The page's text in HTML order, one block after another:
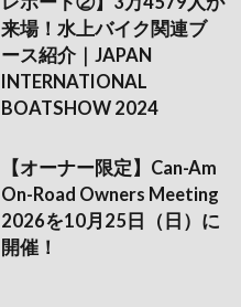
来場！水上バイク関連ブ
ース紹介｜JAPAN
INTERNATIONAL
BOATSHOW 2024
【オーナー限定】Can-Am
On-Road Owners Meeting
2026を10月25日（日）に
開催！